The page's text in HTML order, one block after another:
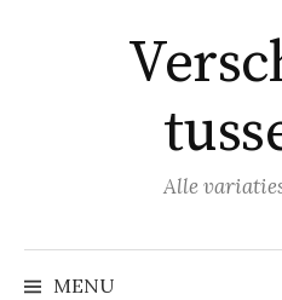
Alle
MENU